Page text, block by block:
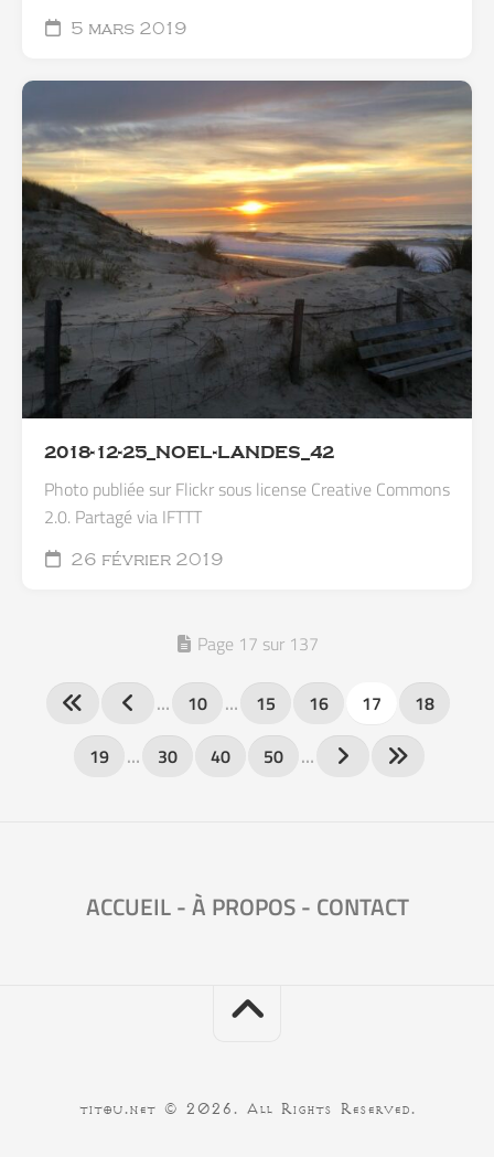
5 mars 2019
2018-12-25_NOEL-LANDES_42
Photo publiée sur Flickr sous license Creative Commons
2.0. Partagé via IFTTT
26 février 2019
Page 17 sur 137
… 10 … 15 16 17
18
19
… 30 40 50 …
ACCUEIL-À PROPOS- CONTACT
titou.net © 2026. All Rights Reserved.